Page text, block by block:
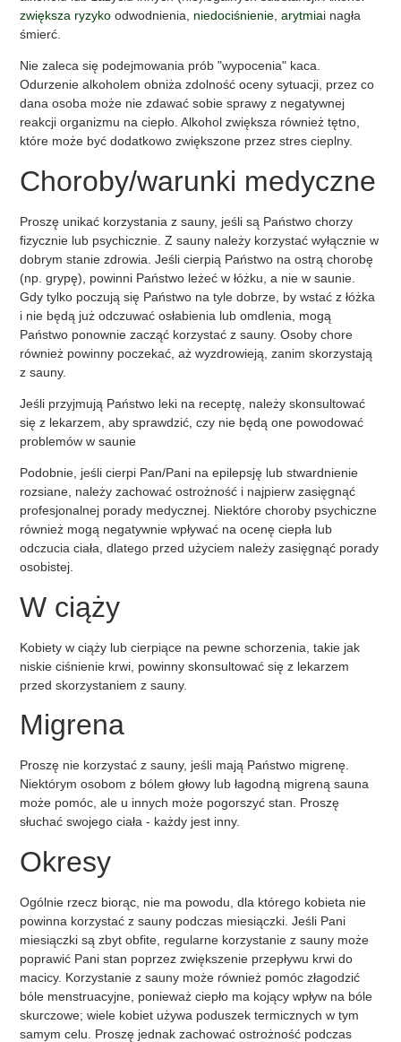
zwiększa ryzyko odwodnienia, niedociśnienie ,arytmiai nagła
śmierć.
Nie zaleca się podejmowania prób "wypocenia" kaca.
Odurzenie alkoholem obniża zdolność oceny sytuacji, przez co
dana osoba może nie zdawać sobie sprawy z negatywnej
reakcji organizmu na ciepło. Alkohol zwiększa również tętno,
które może być dodatkowo zwiększone przez stres cieplny.
Choroby/warunki medyczne
Proszę unikać korzystania z sauny, jeśli są Państwo chorzy
fizycznie lub psychicznie. Z sauny należy korzystać wyłącznie w
dobrym stanie zdrowia. Jeśli cierpią Państwo na ostrą chorobę
(np. grypę), powinni Państwo leżeć w łóżku, a nie w saunie.
Gdy tylko poczują się Państwo na tyle dobrze, by wstać z łóżka
i nie będą już odczuwać osłabienia lub omdlenia, mogą
Państwo ponownie zacząć korzystać z sauny. Osoby chore
również powinny poczekać, aż wyzdrowieją, zanim skorzystają
z sauny.
Jeśli przyjmują Państwo leki na receptę, należy skonsultować
się z lekarzem, aby sprawdzić, czy nie będą one powodować
problemów w saunie
Podobnie, jeśli cierpi Pan/Pani na epilepsję lub stwardnienie
rozsiane, należy zachować ostrożność i najpierw zasięgnąć
profesjonalnej porady medycznej. Niektóre choroby psychiczne
również mogą negatywnie wpływać na ocenę ciepła lub
odczucia ciała, dlatego przed użyciem należy zasięgnąć porady
osobistej.
W ciąży
Kobiety w ciąży lub cierpiące na pewne schorzenia, takie jak
niskie ciśnienie krwi, powinny skonsultować się z lekarzem
przed skorzystaniem z sauny.
Migrena
Proszę nie korzystać z sauny, jeśli mają Państwo migrenę.
Niektórym osobom z bólem głowy lub łagodną migreną sauna
może pomóc, ale u innych może pogorszyć stan. Proszę
słuchać swojego ciała - każdy jest inny.
Okresy
Ogólnie rzecz biorąc, nie ma powodu, dla którego kobieta nie
powinna korzystać z sauny podczas miesiączki. Jeśli Pani
miesiączki są zbyt obfite, regularne korzystanie z sauny może
poprawić Pani stan poprzez zwiększenie przepływu krwi do
macicy. Korzystanie z sauny może również pomóc złagodzić
bóle menstruacyjne, ponieważ ciepło ma kojący wpływ na bóle
skurczowe; wiele kobiet używa poduszek termicznych w tym
samym celu. Proszę jednak zachować ostrożność podczas